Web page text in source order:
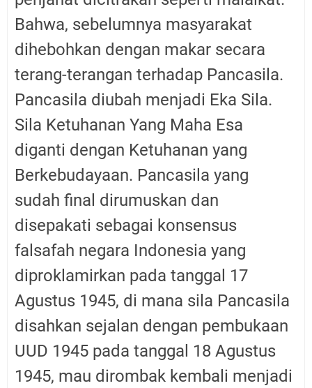
Bahwa, sebelumnya masyarakat
dihebohkan dengan makar secara
terang-terangan terhadap Pancasila.
Pancasila diubah menjadi Eka Sila.
Sila Ketuhanan Yang Maha Esa
diganti dengan Ketuhanan yang
Berkebudayaan. Pancasila yang
sudah final dirumuskan dan
disepakati sebagai konsensus
falsafah negara Indonesia yang
diproklamirkan pada tanggal 17
Agustus 1945, di mana sila Pancasila
disahkan sejalan dengan pembukaan
UUD 1945 pada tanggal 18 Agustus
1945, mau dirombak kembali menjadi